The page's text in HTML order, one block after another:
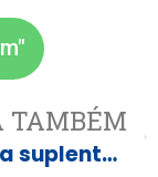
TAMBÉM
PF indicia suplente de Alcolumbre flagrado com dinheiro vivo